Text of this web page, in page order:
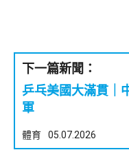
下一篇新聞：
乒乓美國大滿貫｜
軍
體育 05.07.2026